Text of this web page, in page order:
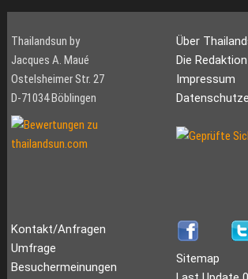
Thailandsun by
Jacques A. Maué
Ostelsheimer Str. 27
D-71034 Böblingen
Über
Die Redaktion
Impressum
Kontakt/Anfragen
Umfrage
Besuchermeinungen
Sitemap